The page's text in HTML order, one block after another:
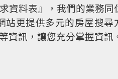
資料表』，我們的業務同
站更提供多元的房屋搜尋
資訊，讓您充分掌握資訊